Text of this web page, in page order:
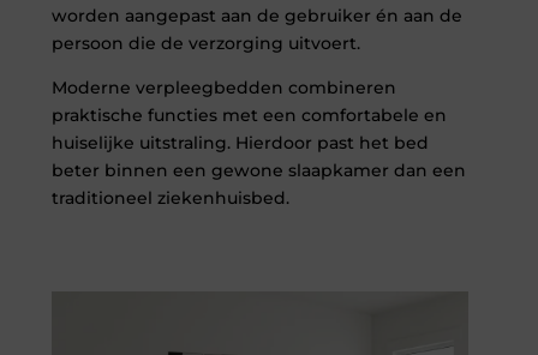
worden aangepast aan de gebruiker én aan de
persoon die de verzorging uitvoert.
Moderne verpleegbedden combineren
praktische functies met een comfortabele en
huiselijke uitstraling. Hierdoor past het bed
beter binnen een gewone slaapkamer dan een
traditioneel ziekenhuisbed.